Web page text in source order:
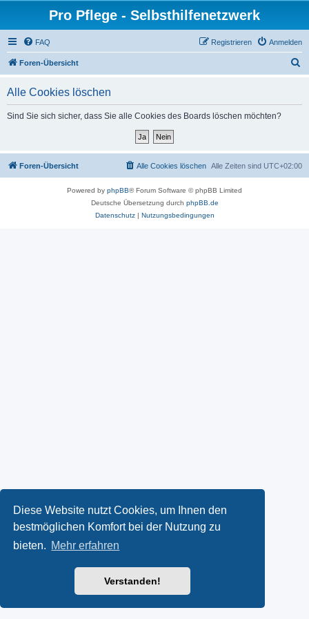
Diese Website nutzt Cookies, um Ihnen den
bestmöglichen Komfort bei der Nutzung zu
bieten. Mehr erfahren
Verstanden!
Pro Pflege - Selbsthilfenetzwerk
FAQ Anmelden
Registrieren
Foren-Übersicht
Alle Cookies löschen
Sind Sie sich sicher, dass Sie alle Cookies des Boards löschen möchten?
Foren-Übersicht Alle Zeiten sind UTC+02:00
Alle Cookies löschen
Powered by phpBB® Forum Software © phpBB Limited
Deutsche Übersetzung durch phpBB.de
Datenschutz| Nutzungsbedingungen